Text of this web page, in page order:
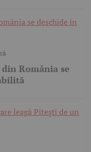
România se